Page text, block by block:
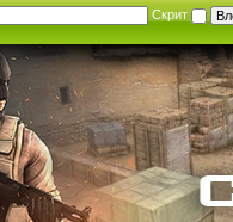
Скрит